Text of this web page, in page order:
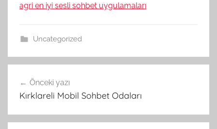
agri en iyi sesli sohbet uygulamaları
Uncategorized
gezinmesi
Önceki yazı
Kırklareli Mobil Sohbet Odaları